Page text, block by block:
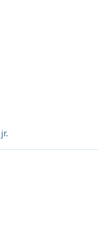
MNM-weerman